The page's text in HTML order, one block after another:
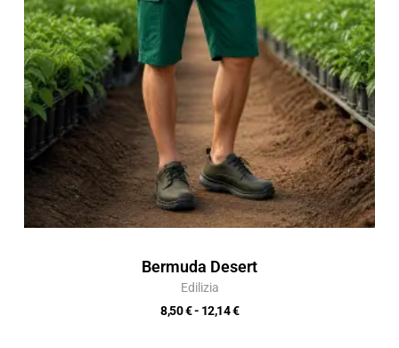
Bermuda Desert
Edilizia
8,50€- 12,14€